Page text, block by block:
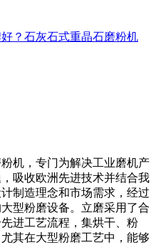
？石灰石式重晶石磨粉机
机，专门为解决工业磨机产
吸收欧洲先进技术并结合我
制造理念和市场需求，经过
型粉磨设备。立磨采用了合
进工艺流程，集烘干、粉
其在大型粉磨工艺中，能够